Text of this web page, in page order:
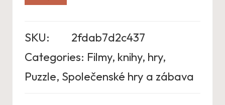
SKU:
2fdab7d2c437
Categories: Filmy, knihy, hry,
Puzzle, Společenské hry a zábava